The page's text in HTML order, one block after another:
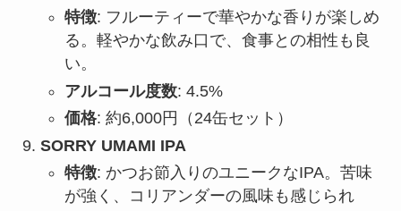
特徴: フルーティーで華やかな香りが楽しめ
る。軽やかな飲み口で、食事との相性も良
い。
アルコール度数: 4.5%
価格: 約6,000円（24缶セット）
SORRY UMAMI IPA
特徴: かつお節入りのユニークなIPA。苦味
が強く、コリアンダーの風味も感じられ